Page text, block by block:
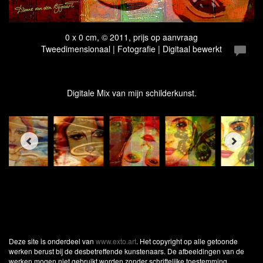
0 x 0 cm, © 2011, prijs op aanvraag
Tweedimensionaal | Fotografie | Digitaal bewerkt
Digitale Mix van mijn schilderkunst.
Deze site is onderdeel van www.exto.art. Het copyright op alle getoonde
werken berust bij de desbetreffende kunstenaars. De afbeeldingen van de
werken mogen niet gebruikt worden zonder schriftelijke toestemming.